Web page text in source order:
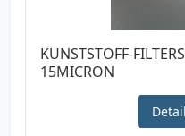
KUNSTSTOFF-
15MICRON